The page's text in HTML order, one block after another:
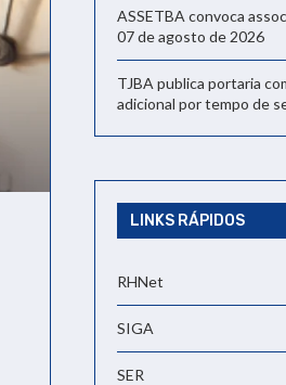
ASSETBA convoca
07 de agosto de 2026
TJBA publica portaria
adicional por tempo de
LINKS RÁPIDOS
RHNet
SIGA
SER